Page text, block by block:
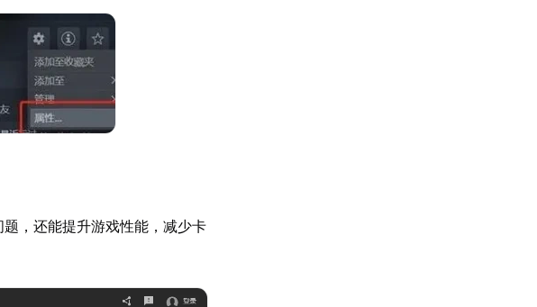
，还能提升游戏性能，减少卡